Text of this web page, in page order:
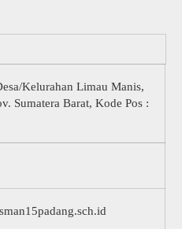
Kelurahan Limau Manis,
Sumatera Barat, Kode Pos :